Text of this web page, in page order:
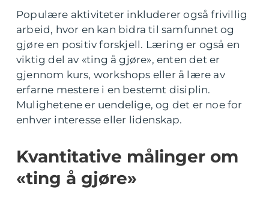
Populære aktiviteter inkluderer også frivillig
arbeid, hvor en kan bidra til samfunnet og
gjøre en positiv forskjell. Læring er også en
viktig del av «ting å gjøre», enten det er
gjennom kurs, workshops eller å lære av
erfarne mestere i en bestemt disiplin.
Mulighetene er uendelige, og det er noe for
enhver interesse eller lidenskap.
Kvantitative målinger om
«ting å gjøre»